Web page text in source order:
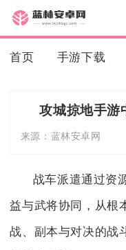
首页 手游下载
攻城掠地手游
来源： 蓝林安卓网
战车派遣通过资
益与武将协同，从根
战、副本与对决的战